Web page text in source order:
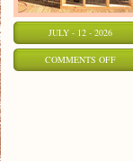
JULY - 12 - 2026
COMMENTS OFFON